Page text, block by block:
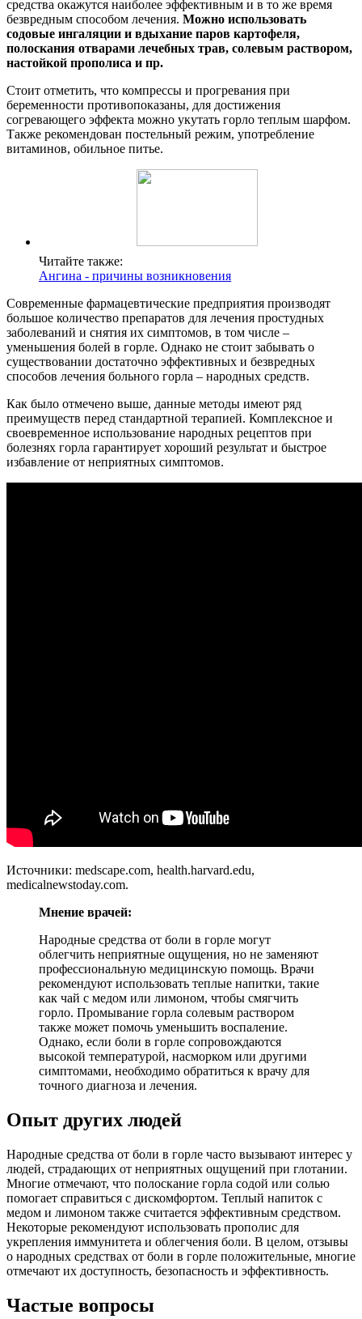
средства окажутся наиболее эффективным и в то же время
безвредным способом лечения. Можно использовать
содовые ингаляции и вдыхание паров картофеля,
полоскания отварами лечебных трав, солевым раствором,
настойкой прополиса и пр.
Стоит отметить, что компрессы и прогревания при
беременности противопоказаны, для достижения
согревающего эффекта можно укутать горло теплым шарфом.
Также рекомендован постельный режим, употребление
витаминов, обильное питье.
Читайте также:
Ангина - причины возникновения
Современные фармацевтические предприятия производят
большое количество препаратов для лечения простудных
заболеваний и снятия их симптомов, в том числе –
уменьшения болей в горле. Однако не стоит забывать о
существовании достаточно эффективных и безвредных
способов лечения больного горла – народных средств.
Как было отмечено выше, данные методы имеют ряд
преимуществ перед стандартной терапией. Комплексное и
своевременное использование народных рецептов при
болезнях горла гарантирует хороший результат и быстрое
избавление от неприятных симптомов.
Источники: medscape.com, health.harvard.edu,
medicalnewstoday.com.
Мнение врачей:
Народные средства от боли в горле могут
облегчить неприятные ощущения, но не заменяют
профессиональную медицинскую помощь. Врачи
рекомендуют использовать теплые напитки, такие
как чай с медом или лимоном, чтобы смягчить
горло. Промывание горла солевым раствором
также может помочь уменьшить воспаление.
Однако, если боли в горле сопровождаются
высокой температурой, насморком или другими
симптомами, необходимо обратиться к врачу для
точного диагноза и лечения.
Опыт других людей
Народные средства от боли в горле часто вызывают интерес у
людей, страдающих от неприятных ощущений при глотании.
Многие отмечают, что полоскание горла содой или солью
помогает справиться с дискомфортом. Теплый напиток с
медом и лимоном также считается эффективным средством.
Некоторые рекомендуют использовать прополис для
укрепления иммунитета и облегчения боли. В целом, отзывы
о народных средствах от боли в горле положительные, многие
отмечают их доступность, безопасность и эффективность.
Частые вопросы